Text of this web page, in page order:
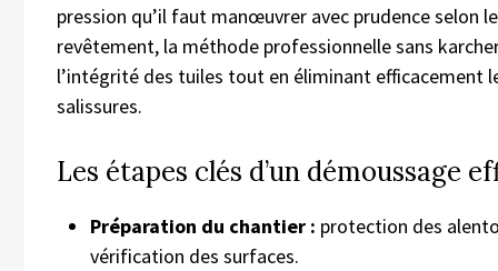
pression qu’il faut manœuvrer avec prudence selon
revêtement, la méthode professionnelle sans
l’intégrité des tuiles tout en éliminant efficacement
salissures.
Les étapes clés d’un démoussage
Préparation du chantier : protection des
vérification des surfaces.